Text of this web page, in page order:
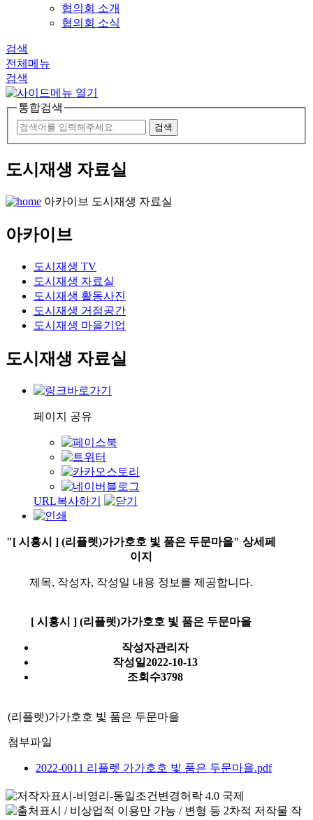
협의회 소개
협의회 소식
검색
전체메뉴
검색
통합검색
도시재생 자료실
아카이브 도시재생 자료실
아카이브
도시재생 TV
도시재생 자료실
도시재생 활동사진
도시재생 거점공간
도시재생 마을기업
도시재생 자료실
페이지 공유
URL복사하기
"[ 시흥시 ] (리플렛)가가호호 빛 품은 두문마을" 상세페
이지
제목, 작성자, 작성일 내용 정보를 제공합니다.
[ 시흥시 ] (리플렛)가가호호 빛 품은 두문마을
작성자관리자
작성일2022-10-13
조회수3798
(리플렛)가가호호 빛 품은 두문마을
첨부파일
2022-0011 리플렛 가가호호 빛 품은 두문마을.pdf